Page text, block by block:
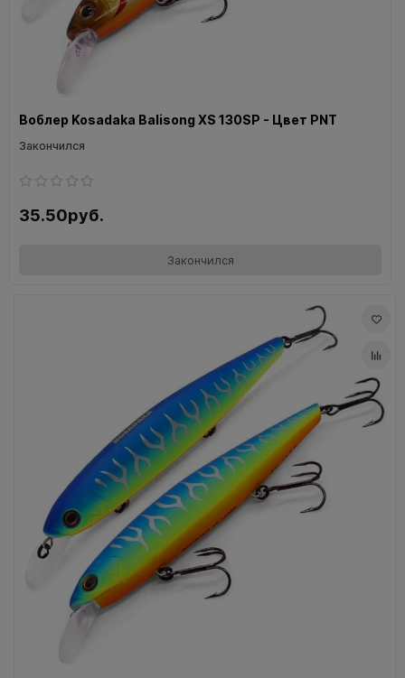
Воблер Kosadaka Balisong XS 130SP - Цвет PNT
Закончился
35.50руб.
Закончился